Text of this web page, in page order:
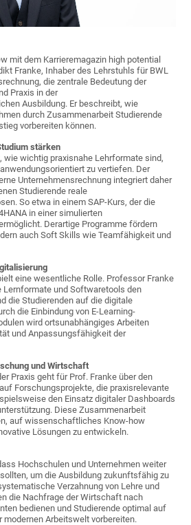
mit dem Karrieremagazin high potential
Franke, Inhaber des Lehrstuhls für BWL
die zentrale Bedeutung der
Praxis in der
Ausbildung. Er beschreibt, wie
durch Zusammenarbeit Studierende
vorbereiten können.
stärken
wie wichtig praxisnahe Lehrformate sind,
zu vertiefen. Der
Unternehmensrechnung integriert daher
Studierende reale
So etwa in einem SAP-Kurs, der die
in einer simulierten
Derartige Programme fördern
auch Soft Skills wie Teamfähigkeit und
eine wesentliche Rolle. Professor Franke
und Softwaretools den
die Studierenden auf die digitale
die Einbindung von E-Learning-
wird ortsunabhängiges Arbeiten
und Anpassungsfähigkeit der
und Wirtschaft
Praxis geht für Prof. Franke über den
Forschungsprojekte, die praxisrelevante
den Einsatz digitaler Dashboards
Diese Zusammenarbeit
auf wissenschaftliches Know-how
Lösungen zu entwickeln.
Hochschulen und Unternehmen weiter
um die Ausbildung zukunftsfähig zu
Verzahnung von Lehre und
die Nachfrage der Wirtschaft nach
bedienen und Studierende optimal auf
modernen Arbeitswelt vorbereiten.